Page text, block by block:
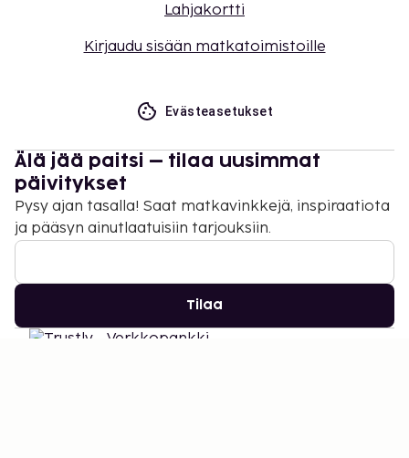
Lahjakortti
Kirjaudu sisään matkatoimistoille
Evästeasetukset
Älä jää paitsi – tilaa uusimmat
päivitykset
Pysy ajan tasalla! Saat matkavinkkejä, inspiraatiota
ja pääsyn ainutlaatuisiin tarjouksiin.
Tilaa